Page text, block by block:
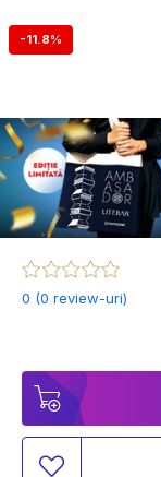
-11.8%
0 (0 review-uri)